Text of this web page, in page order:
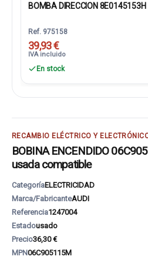
BOMBA DIRECCION 8E0145153H
Ref. 975158
39,93 €
IVA incluido
En stock
RECAMBIO ELÉCTRICO Y
BOBINA ENCENDIDO
usada compatible
CategoríaELECTRICIDAD
Marca/FabricanteAUDI
Referencia1247004
Estadousado
Precio36,30 €
MPN06C905115M